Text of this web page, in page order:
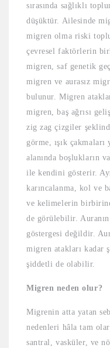
sırasında sağlıklı
düşüktür. Ailesinde
migren olma riski
çevresel faktörlerin
migren, saf genetik
migren ve aurasız
bulunur. Migren
migren, baş ağrısı
zig zag çizgiler
görme, ışık
alanında boşlukların
ile kendini gösterir.
karıncalanma, kol ve
ve kelimelerin
de görülebilir.
göstergesi değildir.
migren atakları kadar
şiddetli de olabilir.
Migren neden olur?
Migrenin atta yatan
nedenleri hâla tam
santral, vasküler, ve